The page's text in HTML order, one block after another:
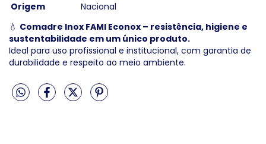
Origem
Nacional
💧 Comadre Inox FAMI Econox – resistência, higiene e
sustentabilidade em um único produto.
Ideal para uso profissional e institucional, com garantia de
durabilidade e respeito ao meio ambiente.